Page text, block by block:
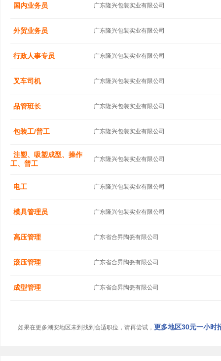
国内业务员 广东隆兴包装实业有限公司
外贸业务员 广东隆兴包装实业有限公司
行政人事专员 广东隆兴包装实业有限公司
叉车司机 广东隆兴包装实业有限公司
品管班长 广东隆兴包装实业有限公司
包装工/普工 广东隆兴包装实业有限公司
注塑、吸塑成型、操作
工、普工
广东隆兴包装实业有限公司
电工 广东隆兴包装实业有限公司
模具管理员 广东隆兴包装实业有限公司
高压管理 广东省合昇陶瓷有限公司
滚压管理 广东省合昇陶瓷有限公司
成型管理 广东省合昇陶瓷有限公司
如果在更多潮安地区未到找到合适职位，请再尝试， 更多地区30元一小时